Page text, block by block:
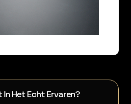
Het Echt Ervaren?